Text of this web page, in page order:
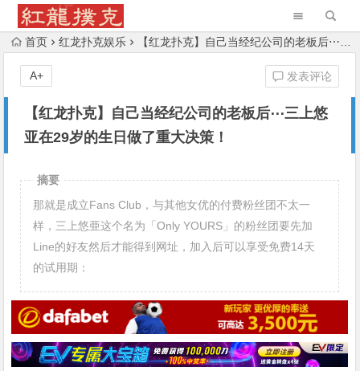
首页 红龙扑克娱乐 【红龙扑克】自己当经纪公司的老板后⋯三上悠亚在29岁的生日做了重大决策！
【红龙扑克】自己当经纪公司的老板后⋯三上悠
亚在29岁的生日做了重大决策！
发表评论
A+
摘要
那就是成立Fans Club，与其他女优的付费粉丝团不太一
样，三上悠亜这个名为「Only YOURS」的粉丝团要先加
Line的好友然后才能得到网址，加入后可以享受免费14天
的试用期：